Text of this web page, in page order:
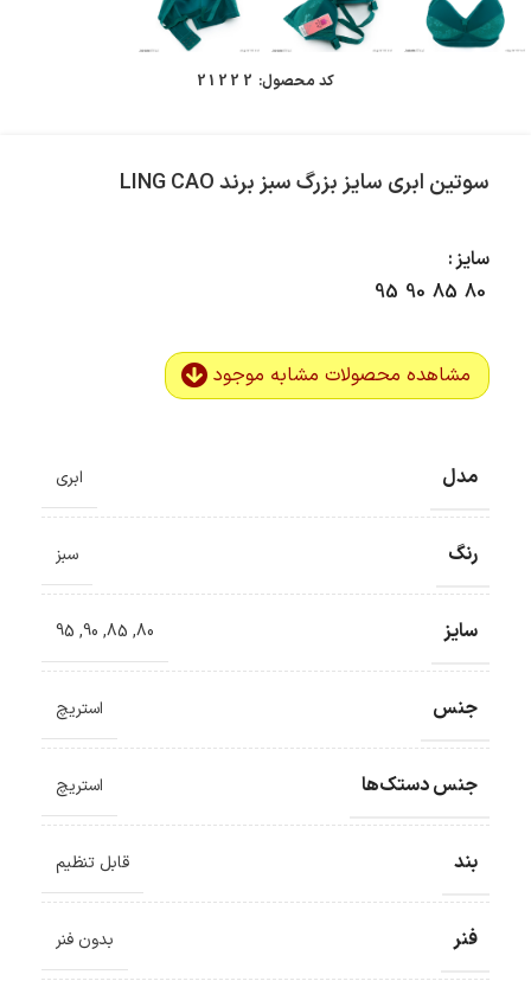
کد محصول: 21222
سوتین ابری سایز بزرگ سبز برند LING CAO
سایز
80
85
90
95
مشاهده محصولات مشابه موجود
مدل ابری
رنگ سبز
سایز 80
,
85
,
90
,
95
جنس استریچ
جنس دستک‌ها استریچ
بند قابل تنظیم
فنر بدون فنر